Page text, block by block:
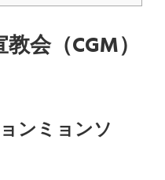
会（CGM）
ンミョンソ